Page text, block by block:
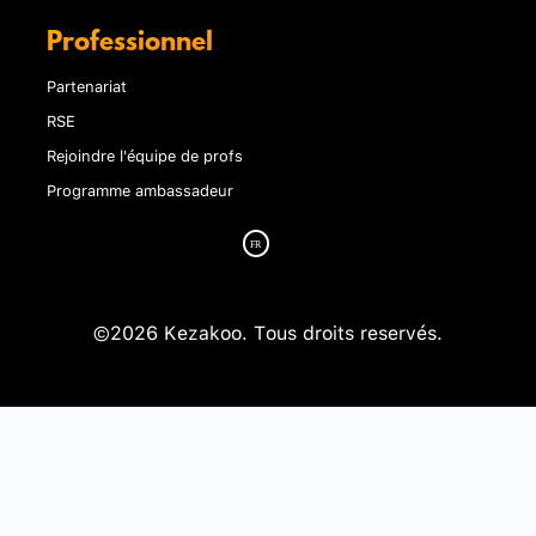
Professionnel
Partenariat
RSE
Rejoindre l'équipe de profs
Programme ambassadeur
©2026 Kezakoo. Tous droits reservés.